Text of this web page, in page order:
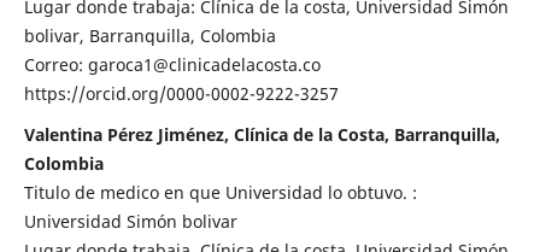
Lugar donde trabaja: Clínica de la costa, Universidad Simón
bolivar, Barranquilla, Colombia
Correo: garoca1@clinicadelacosta.co
https://orcid.org/0000-0002-9222-3257
Valentina Pérez Jiménez, Clínica de la Costa, Barranquilla,
Colombia
Titulo de medico en que Universidad lo obtuvo. :
Universidad Simón bolivar